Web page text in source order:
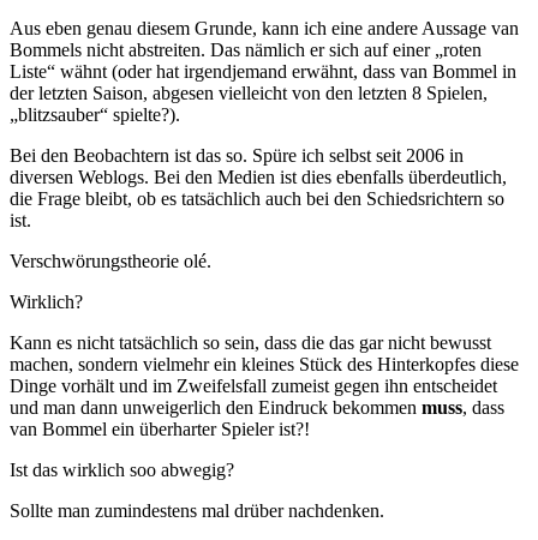
Aus eben genau diesem Grunde, kann ich eine andere Aussage van
Bommels nicht abstreiten. Das nämlich er sich auf einer „roten
Liste“ wähnt (oder hat irgendjemand erwähnt, dass van Bommel in
der letzten Saison, abgesen vielleicht von den letzten 8 Spielen,
„blitzsauber“ spielte?).
Bei den Beobachtern ist das so. Spüre ich selbst seit 2006 in
diversen Weblogs. Bei den Medien ist dies ebenfalls überdeutlich,
die Frage bleibt, ob es tatsächlich auch bei den Schiedsrichtern so
ist.
Verschwörungstheorie olé.
Wirklich?
Kann es nicht tatsächlich so sein, dass die das gar nicht bewusst
machen, sondern vielmehr ein kleines Stück des Hinterkopfes diese
Dinge vorhält und im Zweifelsfall zumeist gegen ihn entscheidet
und man dann unweigerlich den Eindruck bekommen muss, dass
van Bommel ein überharter Spieler ist?!
Ist das wirklich soo abwegig?
Sollte man zumindestens mal drüber nachdenken.